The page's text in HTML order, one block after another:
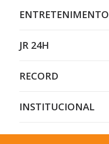
ENTRETENIMENTO
JR 24H
RECORD
INSTITUCIONAL